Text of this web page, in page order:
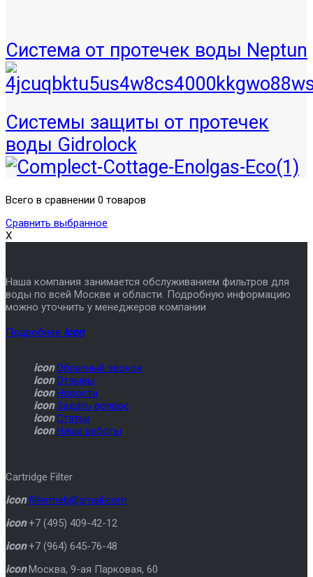
Система от протечек воды Neptun
Системы защиты от протечек
воды Gidrolock
Всего в сравнении 0 товаров
Сравнить выбранное
X
Наша компания занимается обслуживанием фильтров для
воды по всей Москве и области. Подробную информацию
можно уточнить у менеджеров компании
Подробнее icon
icon Обратный звонок
icon Отзывы
icon Новости
icon Задать вопрос
icon Статьи
icon Наши работы
Cartridge Filter
icon filtermeb@gmail.com
icon +7 (495) 409-42-12
icon +7 (964) 645-76-48
icon Москва, 9-ая Парковая, 60